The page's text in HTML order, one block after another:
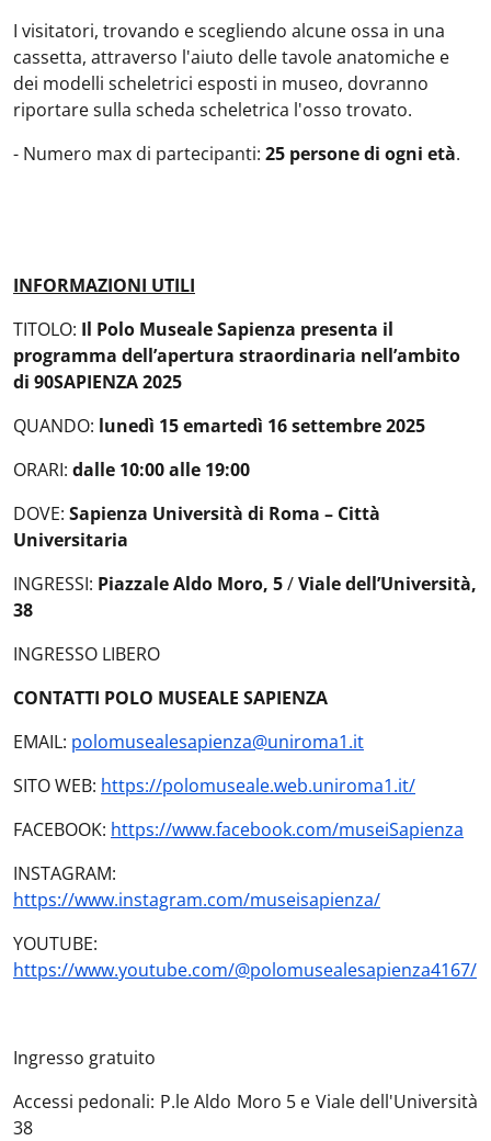
I visitatori, trovando e scegliendo alcune ossa in una
cassetta, attraverso l'aiuto delle tavole anatomiche e
dei modelli scheletrici esposti in museo, dovranno
riportare sulla scheda scheletrica l'osso trovato.
- Numero max di partecipanti: 25 persone di ogni età.
INFORMAZIONI UTILI
TITOLO: Il Polo Museale Sapienza presenta il
programma dell’apertura straordinaria nell’ambito
di 90SAPIENZA 2025
QUANDO: lunedì 15 emartedì 16 settembre 2025
ORARI: dalle 10:00 alle 19:00
DOVE: Sapienza Università di Roma – Città
Universitaria
INGRESSI: Piazzale Aldo Moro, 5/Viale dell’Università,
38
INGRESSO LIBERO
CONTATTI POLO MUSEALE SAPIENZA
EMAIL: polomusealesapienza@uniroma1.it
SITO WEB: https://polomuseale.web.uniroma1.it/
FACEBOOK: https://www.facebook.com/museiSapienza
INSTAGRAM:
https://www.instagram.com/museisapienza/
YOUTUBE:
https://www.youtube.com/@polomusealesapienza4167/
Ingresso gratuito
Accessi pedonali: P.le Aldo Moro 5 e Viale dell'Università
38